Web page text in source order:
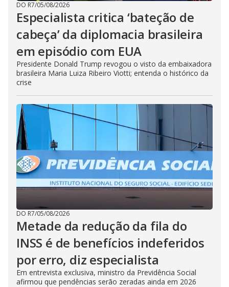
DO R7/05/08/2026
Especialista critica ‘bateção de
cabeça’ da diplomacia brasileira
em episódio com EUA
Presidente Donald Trump revogou o visto da embaixadora
brasileira Maria Luiza Ribeiro Viotti; entenda o histórico da
crise
DO R7/05/08/2026
Metade da redução da fila do
INSS é de benefícios indeferidos
por erro, diz especialista
Em entrevista exclusiva, ministro da Previdência Social
afirmou que pendências serão zeradas ainda em 2026